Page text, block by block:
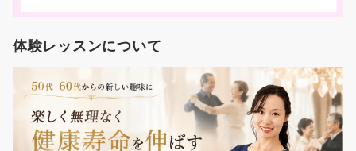
体験レッスンについて